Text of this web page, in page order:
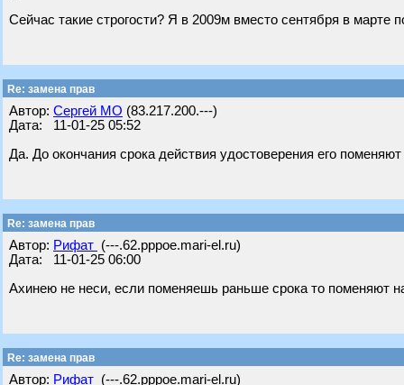
Сейчас такие строгости? Я в 2009м вместо сентября в марте
Re: замена прав
Автор: Сергей МО (83.217.200.---)
Дата: 11-01-25 05:52
Да. До окончания срока действия удостоверения его
Re: замена прав
Автор: Рифат (---.62.pppoe.mari-el.ru)
Дата: 11-01-25 06:00
Ахинею не неси, если поменяешь раньше срока то поменяют
Re: замена прав
Автор: Рифат (---.62.pppoe.mari-el.ru)